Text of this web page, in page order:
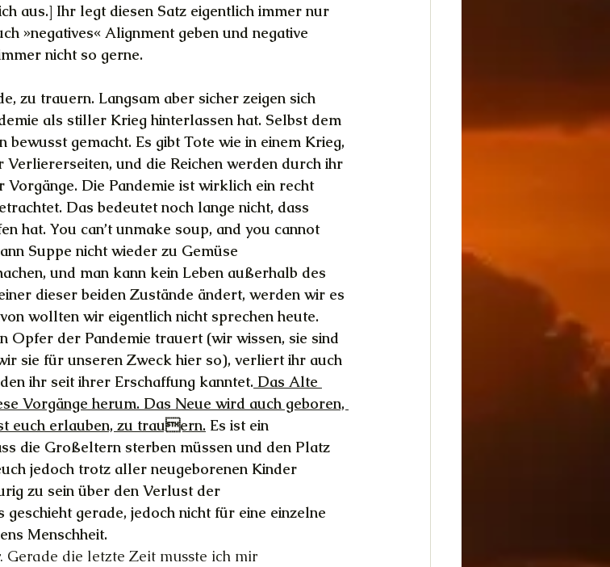
aus.] Ihr legt diesen Satz eigentlich immer nur
»negatives« Alignment geben und negative
nicht so gerne.
zu trauern. Langsam aber sicher zeigen sich
als stiller Krieg hinterlassen hat. Selbst dem
gemacht. Es gibt Tote wie in einem Krieg,
Verliererseiten, und die Reichen werden durch ihr
Die Pandemie ist wirklich ein recht
Das bedeutet noch lange nicht, dass
hat. You can’t unmake soup, and you cannot
Suppe nicht wieder zu Gemüse
und man kann kein Leben außerhalb des
dieser beiden Zustände ändert, werden wir es
wollten wir eigentlich nicht sprechen heute.
Opfer der Pandemie trauert (wir wissen, sie sind
sie für unseren Zweck hier so), verliert ihr auch
ihr seit ihrer Erschaffung kanntet. Das Alte
Vorgänge herum. Das Neue wird auch geboren,
euch erlauben, zu trauern. Es ist ein
die Großeltern sterben müssen und den Platz
jedoch trotz aller neugeborenen Kinder
zu sein über den Verlust der
gerade, jedoch nicht für eine einzelne
Menschheit.
Gerade die letzte Zeit musste ich mir